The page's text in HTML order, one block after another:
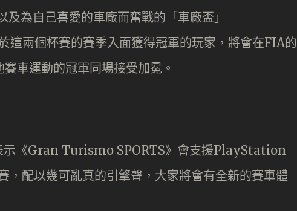
為自己喜愛的車廠而奮戰的「車廠盃」
兩個杯賽的賽季入面獲得冠軍的玩家，將會在FIA的
車運動的冠軍同場接受加冕。
示《Gran Turismo SPORTS》會支援PlayStation
，配以幾可亂真的引擎聲，大家將會有全新的賽車體